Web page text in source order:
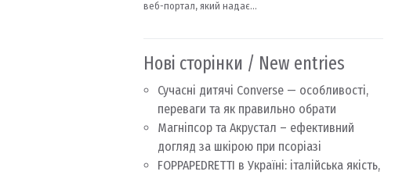
Нові сторінки / New entries
Сучасні дитячі Converse — особливості,
переваги та як правильно обрати
Магніпсор та Акрустал – ефективний
догляд за шкірою при псоріазі
FOPPAPEDRETTI в Україні: італійська якість,